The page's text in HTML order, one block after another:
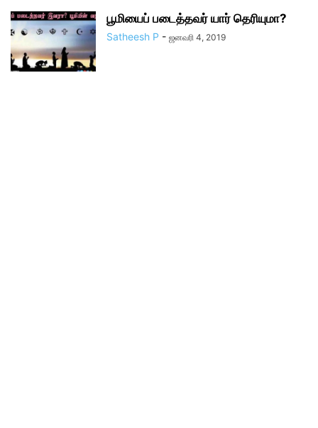
பூமியைப் படைத்தவர் யார் தெரியுமா?
Satheesh P - ஜனவரி 4, 2019